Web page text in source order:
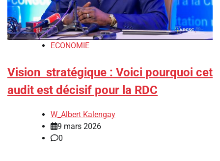
ECONOMIE
Vision stratégique : Voici pourquoi cet
audit est décisif pour la RDC
W_Albert Kalengay
9 mars 2026
0